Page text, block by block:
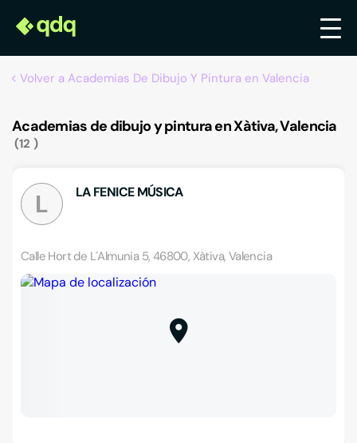
Volver a Academias De Dibujo Y Pintura en Valencia
Academias de dibujo y pintura en Xàtiva, Valencia
12
L LA FENICE MÚSICA
Calle Hort de L´Almunia 5, 46800, Xàtiva, Valencia